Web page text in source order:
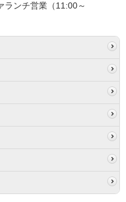
ランチ営業（11:00～